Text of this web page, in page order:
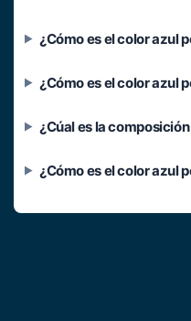
¿Cómo es el color azul
¿Cómo es el color azul
¿Cúal es la
¿Cómo es el color azul